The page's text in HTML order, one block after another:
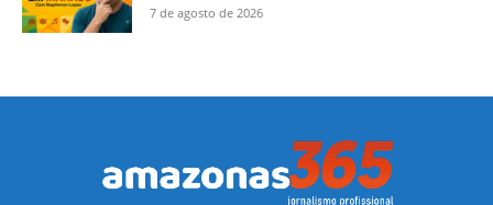
7 de agosto de 2026